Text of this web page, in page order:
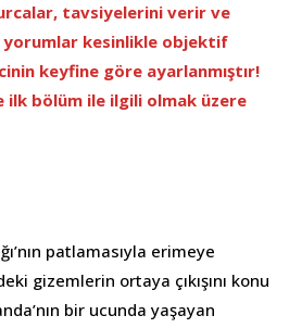
tavsiyelerini verir ve
yorumlar kesinlikle objektif
keyfine göre ayarlanmıştır!
ilk bölüm ile ilgili olmak üzere
patlamasıyla erimeye
gizemlerin ortaya çıkışını konu
bir ucunda yaşayan